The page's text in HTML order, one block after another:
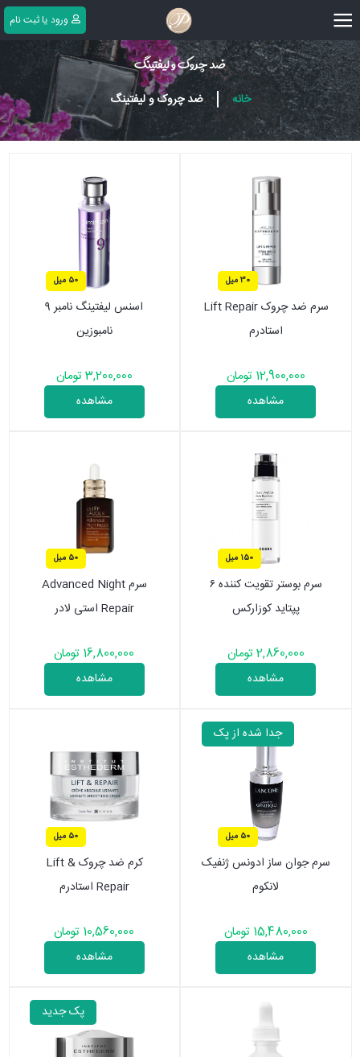
||| ورود یا ثبت ‌نام
ضد چروک و لیفتینگ
خانه | ضد چروک و لیفتینگ
30 میل
سرم ضد چروک Lift Repair
استادرم
12,900,000 تومان
مشاهده
50 میل
اسنس لیفتینگ نامبر 9
نامبوزین
3,200,000 تومان
مشاهده
150 میل
سرم بوستر تقویت کننده ۶
پپتاید کوزارکس
2,860,000 تومان
مشاهده
50 میل
سرم Advanced Night
Repair استی لادر
16,800,000 تومان
مشاهده
جدا شده از پک
50 میل
سرم جوان ساز ادونس ژنفیک
لانکوم
15,480,000 تومان
مشاهده
50 میل
کرم ضد چروک Lift &
Repair استادرم
10,560,000 تومان
مشاهده
پک جدید